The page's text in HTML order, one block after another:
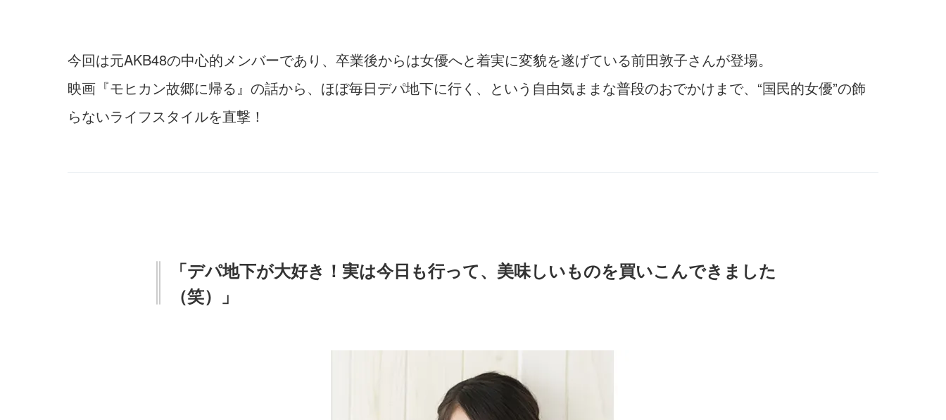
今回は元AKB48の中心的メンバーであり、卒業後からは女優へと着実に変貌を遂げている前田敦子さんが登場。
映画『モヒカン故郷に帰る』の話から、ほぼ毎日デパ地下に行く、という自由気ままな普段のおでかけまで、“国民的女優”の飾
らないライフスタイルを直撃！
「デパ地下が大好き！実は今日も行って、美味しいものを買いこんできました
（笑）」